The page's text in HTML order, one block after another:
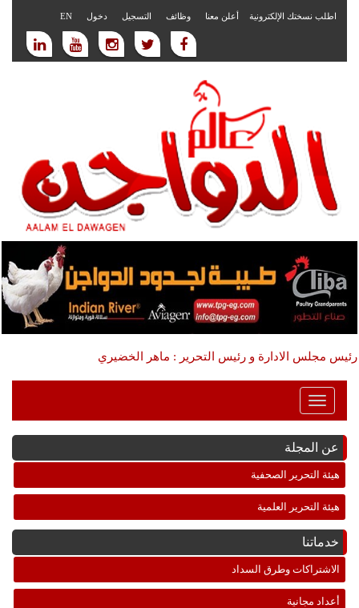
اطلب نسختك الإلكترونية أعلن معنا وظائف التسجيل دخول EN
رئيس مجلس الادارة و رئيس التحرير : ماهر الخضيري
Toggle
Navigation
عن المجلة
هيئة التحرير الصحفية
هيئة التحرير العلمية
خدماتنا
الاشتراكات وطرق السداد
أعداد مجانية